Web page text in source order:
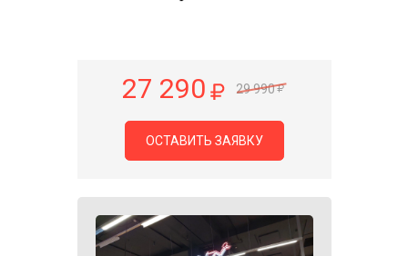
27 290 29 990
ОСТАВИТЬ ЗАЯВКУ